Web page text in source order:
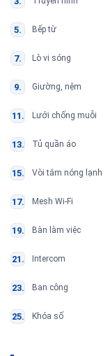
Bếp từ
Lò vi sóng
Giường, nệm
Lưới chống muỗi
Tủ quần áo
Vòi tắm nóng lạnh
Mesh Wi-Fi
Bàn làm việc
Intercom
Ban công
Khóa số